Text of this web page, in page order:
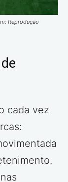
Reprodução
cada vez